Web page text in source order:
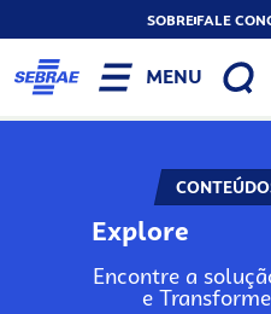
SOBREFALE
MENU
Explore
Encontre a
e